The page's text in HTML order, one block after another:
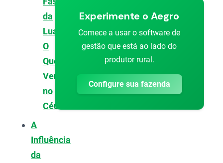
da
Lua:
O
Que
Vemos
no
Céu
A
Influência
da
Experimente o Aegro
Comece a usar o software de
gestão que está ao lado do
produtor rural.
Configure sua fazenda